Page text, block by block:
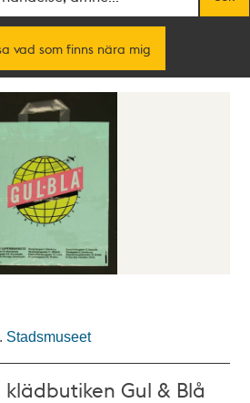
vad som finns nära mig
Stadsmuseet
klädbutiken Gul & Blå